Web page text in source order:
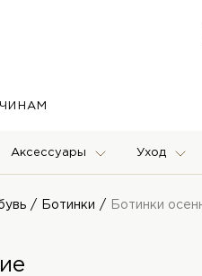
Аксессуары Уход
Ботинки Ботинки